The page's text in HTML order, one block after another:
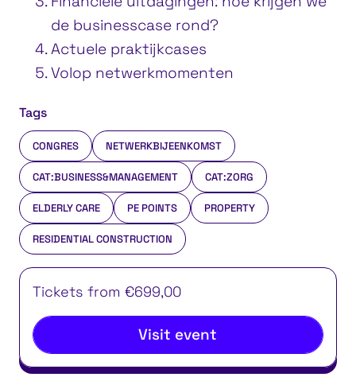
de businesscase rond?
Actuele praktijkcases
Volop netwerkmomenten
Tags
CONGRES NETWERKBIJEENKOMST
CAT:BUSINESS&MANAGEMENT CAT:ZORG
ELDERLY CARE PE POINTS PROPERTY
RESIDENTIAL CONSTRUCTION
Tickets from €699,00
Visit event